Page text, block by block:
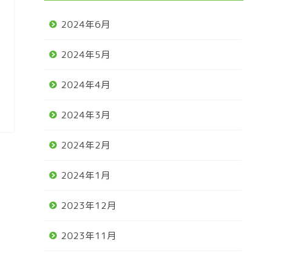
2024年6月
2024年5月
2024年4月
2024年3月
2024年2月
2024年1月
2023年12月
2023年11月